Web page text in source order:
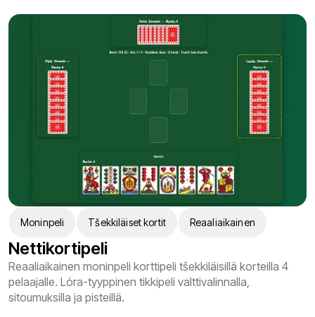
Moninpeli Tšekkiläiset kortit Reaaliaikainen
Nettikortipeli
Reaaliaikainen moninpeli korttipeli tšekkiläisillä korteilla 4
pelaajalle. Lóra-tyyppinen tikkipeli valttivalinnalla,
sitoumuksilla ja pisteillä.